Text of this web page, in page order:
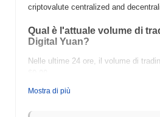
criptovalute centralized and
Qual è l'attuale volume di
Digital Yuan?
Nelle ultime 24 ore, il volume di
Qual è lo storico della fascia
Mostra di più